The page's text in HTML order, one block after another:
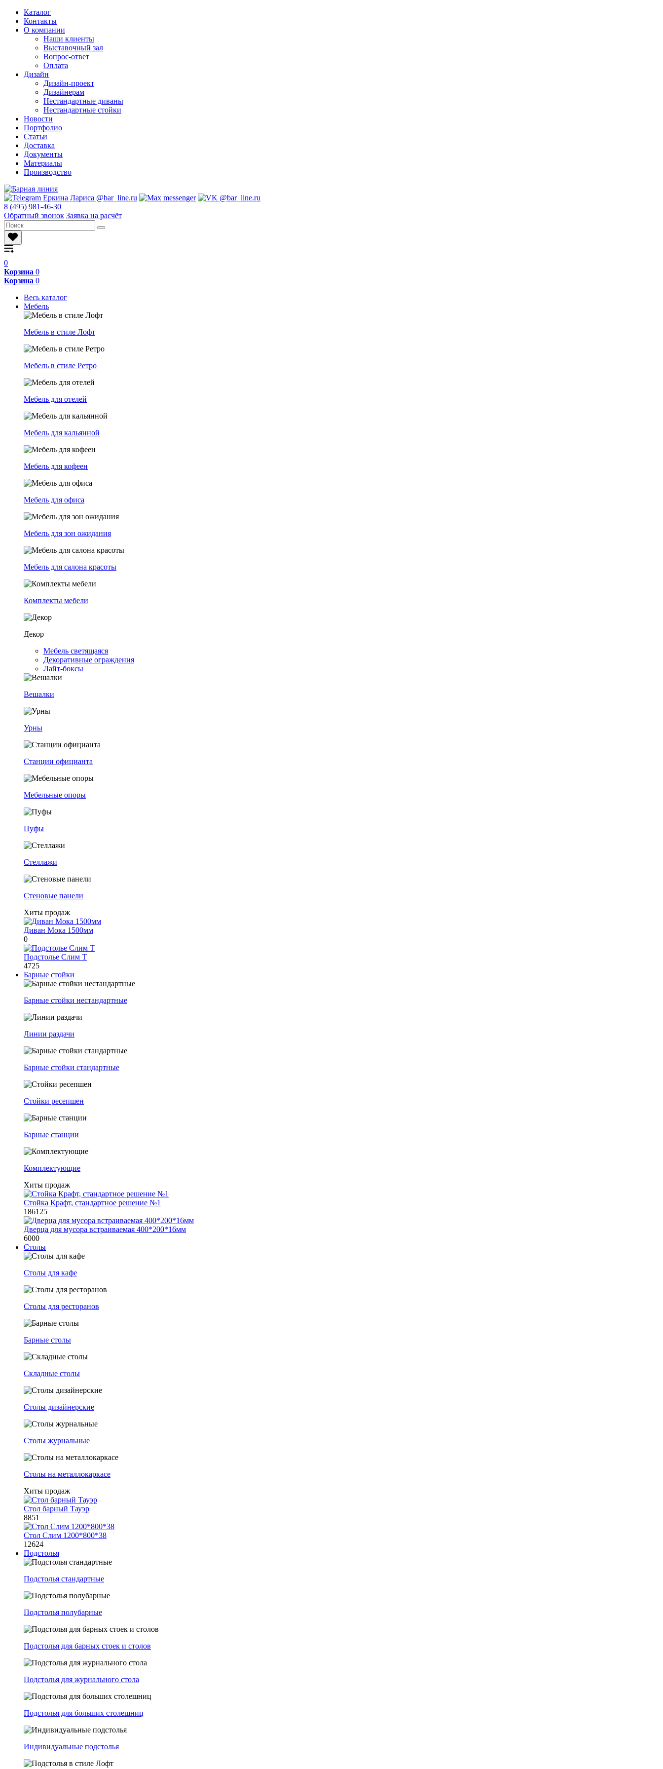
Каталог
Контакты
О компании
Наши клиенты
Выставочный зал
Вопрос-ответ
Оплата
Дизайн
Дизайн-проект
Дизайнерам
Нестандартные диваны
Нестандартные стойки
Новости
Портфолио
Статьи
Доставка
Документы
Материалы
Производство
8 (495) 981-46-30
Обратный звонок Заявка на расчёт
0
Корзина 0
Корзина 0
Весь каталог
Мебель
Мебель в стиле Лофт
Мебель в стиле Ретро
Мебель для отелей
Мебель для кальянной
Мебель для кофеен
Мебель для офиса
Мебель для зон ожидания
Мебель для салона красоты
Комплекты мебели
Декор
Мебель светящаяся
Декоративные ограждения
Лайт-боксы
Вешалки
Урны
Станции официанта
Мебельные опоры
Пуфы
Стеллажи
Стеновые панели
Хиты продаж
Диван Мока 1500мм
0
Подстолье Слим Т
4725
Барные стойки
Барные стойки нестандартные
Линии раздачи
Барные стойки стандартные
Стойки ресепшен
Барные станции
Комплектующие
Хиты продаж
Стойка Крафт, стандартное решение №1
186125
Дверца для мусора встраиваемая 400*200*16мм
6000
Столы
Столы для кафе
Столы для ресторанов
Барные столы
Складные столы
Столы дизайнерские
Столы журнальные
Столы на металлокаркасе
Хиты продаж
Стол барный Тауэр
8851
Стол Слим 1200*800*38
12624
Подстолья
Подстолья стандартные
Подстолья полубарные
Подстолья для барных стоек и столов
Подстолья для журнального стола
Подстолья для больших столешниц
Индивидуальные подстолья